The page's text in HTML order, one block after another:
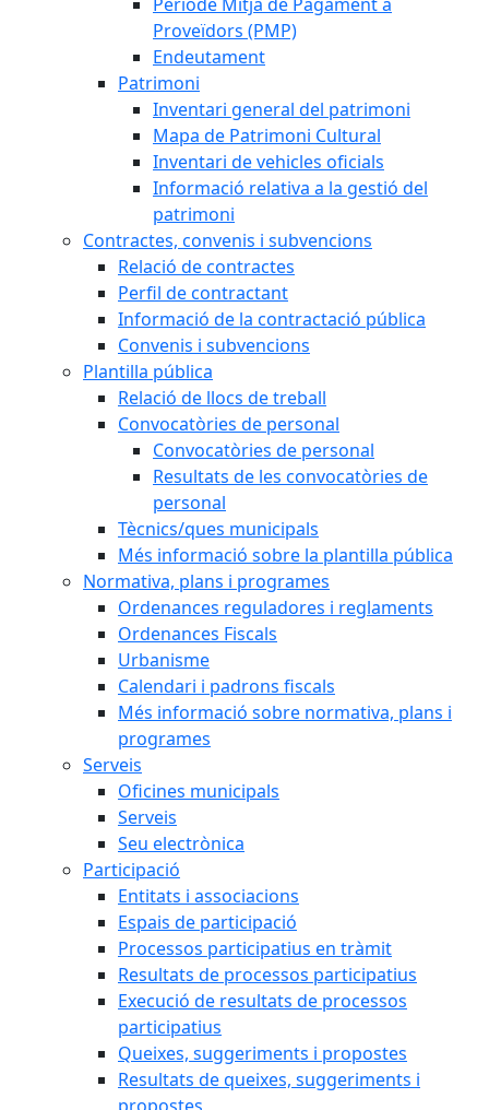
Proveïdors (PMP)
Endeutament
Patrimoni
Inventari general del patrimoni
Mapa de Patrimoni Cultural
Inventari de vehicles oficials
Informació relativa a la gestió del
patrimoni
Contractes, convenis i subvencions
Relació de contractes
Perfil de contractant
Informació de la contractació pública
Convenis i subvencions
Plantilla pública
Relació de llocs de treball
Convocatòries de personal
Convocatòries de personal
Resultats de les convocatòries de
personal
Tècnics/ques municipals
Més informació sobre la plantilla pública
Normativa, plans i programes
Ordenances reguladores i reglaments
Ordenances Fiscals
Urbanisme
Calendari i padrons fiscals
Més informació sobre normativa, plans i
programes
Serveis
Oficines municipals
Serveis
Seu electrònica
Participació
Entitats i associacions
Espais de participació
Processos participatius en tràmit
Resultats de processos participatius
Execució de resultats de processos
participatius
Queixes, suggeriments i propostes
Resultats de queixes, suggeriments i